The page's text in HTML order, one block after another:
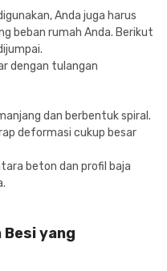
Anda juga harus
beban rumah Anda. Berikut
dengan tulangan
dan berbentuk spiral.
deformasi cukup besar
beton dan profil baja
Besi yang